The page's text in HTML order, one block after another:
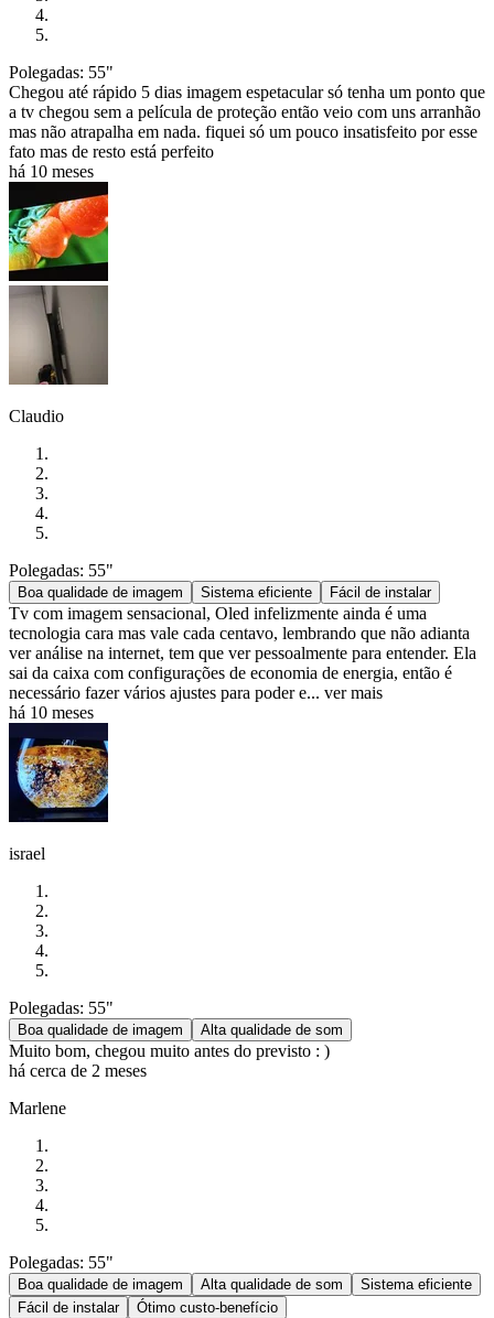
Polegadas: 55"
Chegou até rápido 5 dias imagem espetacular só tenha um ponto que
a tv chegou sem a película de proteção então veio com uns arranhão
mas não atrapalha em nada. fiquei só um pouco insatisfeito por esse
fato mas de resto está perfeito
há 10 meses
Claudio
Polegadas: 55"
Boa qualidade de imagem Sistema eficiente Fácil de instalar
Tv com imagem sensacional, Oled infelizmente ainda é uma
tecnologia cara mas vale cada centavo, lembrando que não adianta
ver análise na internet, tem que ver pessoalmente para entender. Ela
sai da caixa com configurações de economia de energia, então é
necessário fazer vários ajustes para poder e... ver mais
há 10 meses
israel
Polegadas: 55"
Boa qualidade de imagem Alta qualidade de som
Muito bom, chegou muito antes do previsto : )
há cerca de 2 meses
Marlene
Polegadas: 55"
Boa qualidade de imagem Alta qualidade de som
Sistema eficiente
Fácil de instalar
Ótimo custo-benefício